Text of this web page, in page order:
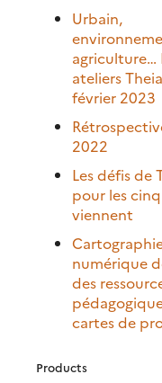
Urbain,
agriculture…
ateliers
février 2023
2022
Les défis de
pour les
viennent
numérique
des
cartes de
Products